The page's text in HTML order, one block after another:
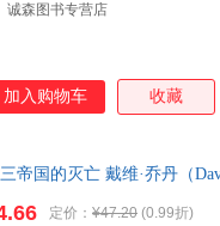
诚森图书专营店
加入购物车 收藏
帝国的灭亡 戴维·乔丹（
定价： ¥47.20 (0.99折)